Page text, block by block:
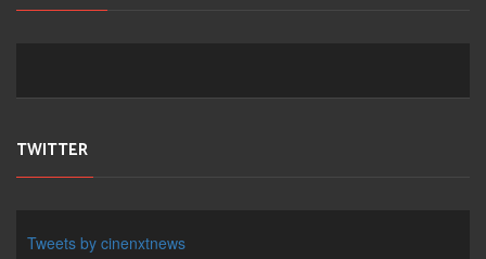
TWITTER
Tweets by cinenxtnews